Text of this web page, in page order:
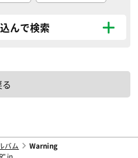
んで検索
バム
Warning